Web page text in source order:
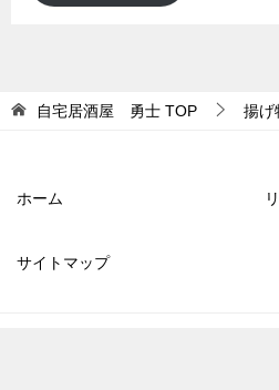
自宅居酒屋 勇士 TOP 揚げ
ホーム
サイトマップ